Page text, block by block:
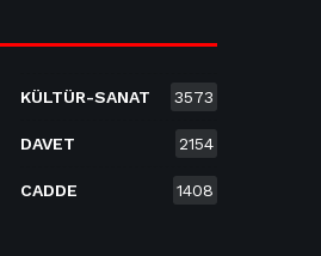
KÜLTÜR-SANAT 3573
DAVET 2154
CADDE 1408